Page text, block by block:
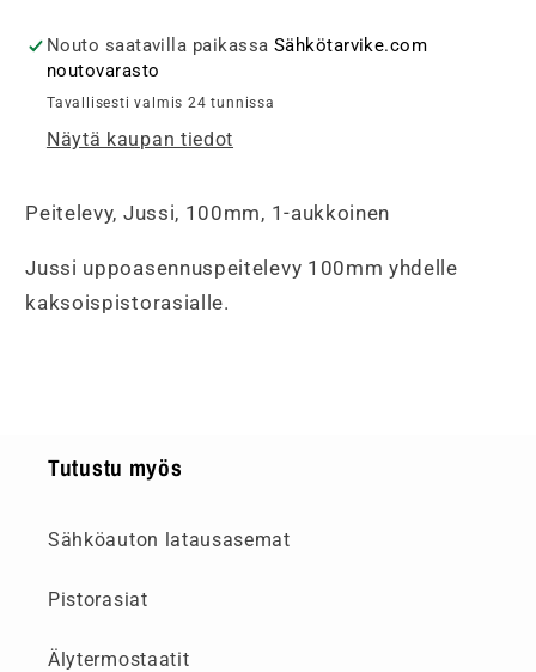
osainen,
100mm,
valkoinen
määrää
osainen,
valkoinen
määrää
Nouto saatavilla paikassa Sähkötarvike.com
noutovarasto
Tavallisesti valmis 24 tunnissa
Näytä kaupan tiedot
Peitelevy, Jussi, 100mm, 1-aukkoinen
Jussi uppoasennuspeitelevy 100mm yhdelle
kaksoispistorasialle.
Tutustu myös
Sähköauton latausasemat
Pistorasiat
Älytermostaatit